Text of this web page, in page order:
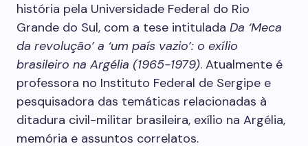
história pela Universidade Federal do Rio
Grande do Sul, com a tese intitulada Da ‘Meca
da revolução’ a ‘um país vazio’: o exílio
brasileiro na Argélia (1965-1979). Atualmente é
professora no Instituto Federal de Sergipe e
pesquisadora das temáticas relacionadas à
ditadura civil-militar brasileira, exílio na Argélia,
memória e assuntos correlatos.